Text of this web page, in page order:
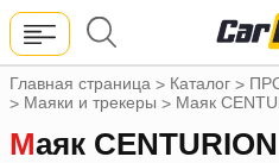
Главная страница > Каталог >
> Маяки и трекеры > Маяк
Маяк